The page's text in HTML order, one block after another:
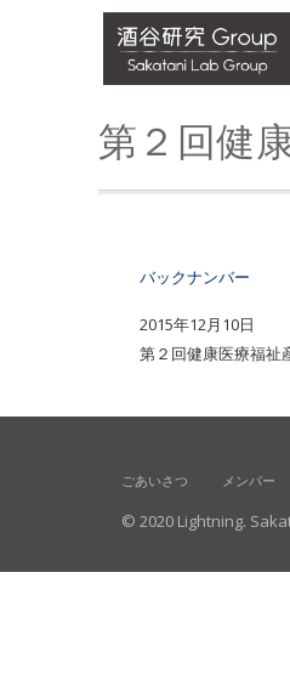
第２回健
バックナンバー
2015年12月10日
第２回健康医療福祉
ごあいさつ メンバー
© 2020 Lightning.